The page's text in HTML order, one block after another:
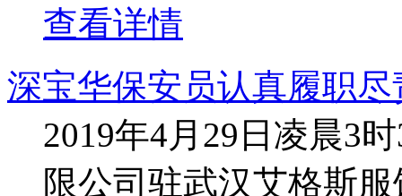
查看详情
深宝华保安员认真履职
2019年4月29日凌晨3
限公司驻武汉艾格斯